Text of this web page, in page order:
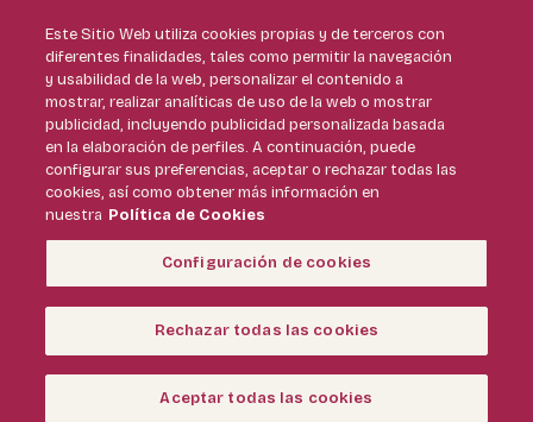
Sorteo Smartwatch
Este Sitio Web utiliza cookies propias y de terceros con
diferentes finalidades, tales como permitir la navegación
y usabilidad de la web, personalizar el contenido a
mostrar, realizar analíticas de uso de la web o mostrar
publicidad, incluyendo publicidad personalizada basada
en la elaboración de perfiles. A continuación, puede
configurar sus preferencias, aceptar o rechazar todas las
cookies, así como obtener más información en
nuestra Política de Cookies
Configuración de cookies
Rechazar todas las cookies
Aceptar todas las cookies